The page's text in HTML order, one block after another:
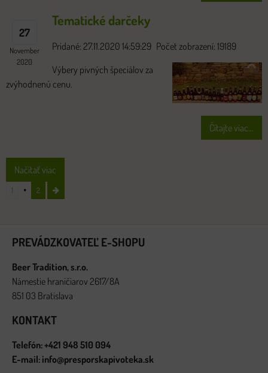
27
November
2020
Tematické darčeky
Pridané: 27.11.2020 14:59:29 Počet zobrazení: 19189
Výbery pivných špeciálov za
zvýhodnenú cenu.
Čítajte viac...
Načítať viac
1 2
PREVÁDZKOVATEĽ E-SHOPU
Beer Tradition, s.r.o.
Námestie hraničiarov 2617/8A
851 03 Bratislava
KONTAKT
Telefón: +421 948 510 094
E-mail: info@presporskapivoteka.sk